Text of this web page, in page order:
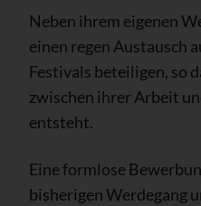
Neben ihrem eigenen
einen regen Austausch
Festivals beteiligen, so
zwischen ihrer Arbeit
entsteht.
Eine formlose
bisherigen Werdegang